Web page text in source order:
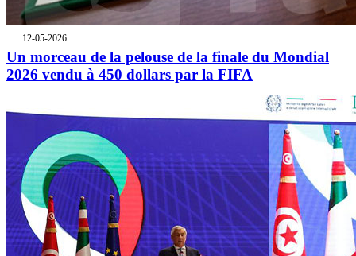
12-05-2026
Un morceau de la pelouse de la finale du Mondial
2026 vendu à 450 dollars par la FIFA